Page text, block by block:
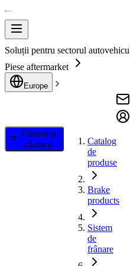
Soluții pentru sectorul
Piese aftermarket
Europe
Filtrare și
căutare
Catalog
de
produse
Brake
products
Sistem
de
frânare